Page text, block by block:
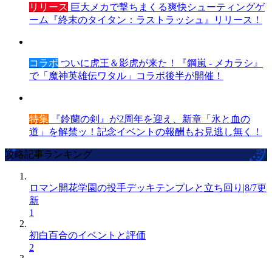
リリース 巨大メカで撃ちまくる爽快シューティングゲ
ーム『終末のタイタン：ラストラッシュ』リリース！
コラボ ついに虎王＆影虎が来た！『鋼嵐 - メカラシ』
で「魔神英雄伝ワタル」コラボ後半が開催！
特集 『鈴蘭の剣』が2周年を迎え、新章「氷と血の
道」を解禁ッ！記念イベントの報酬もお見逃し無く！
攻略記事ランキング
ロマン開花学園の投手デッキテンプレと立ち回り|8/7更
新
1
初白百合のイベントと評価
2